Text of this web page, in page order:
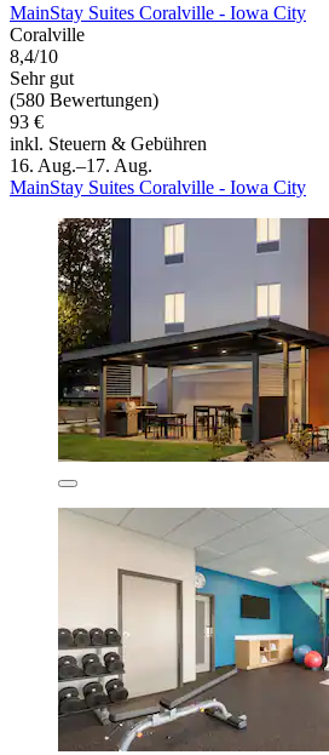
MainStay Suites Coralville - Iowa City
Coralville
8,4/10
Sehr gut
(580 Bewertungen)
93 €
inkl. Steuern & Gebühren
16. Aug.–17. Aug.
MainStay Suites Coralville - Iowa City